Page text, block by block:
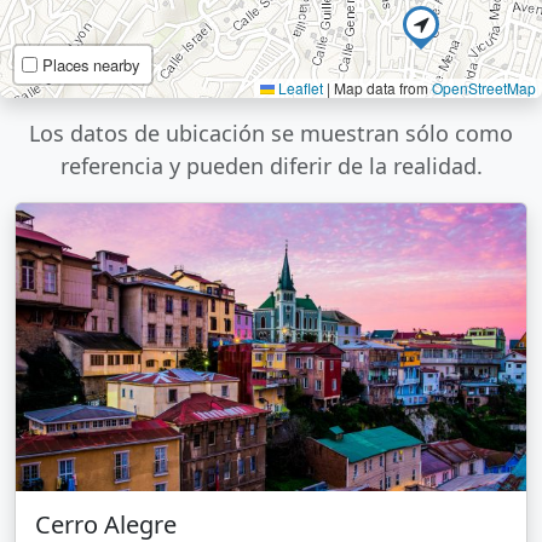
Places nearby
Leaflet | Map data fromOpenStreetMap
Los datos de ubicación se muestran sólo como
referencia y pueden diferir de la realidad.
Cerro Alegre